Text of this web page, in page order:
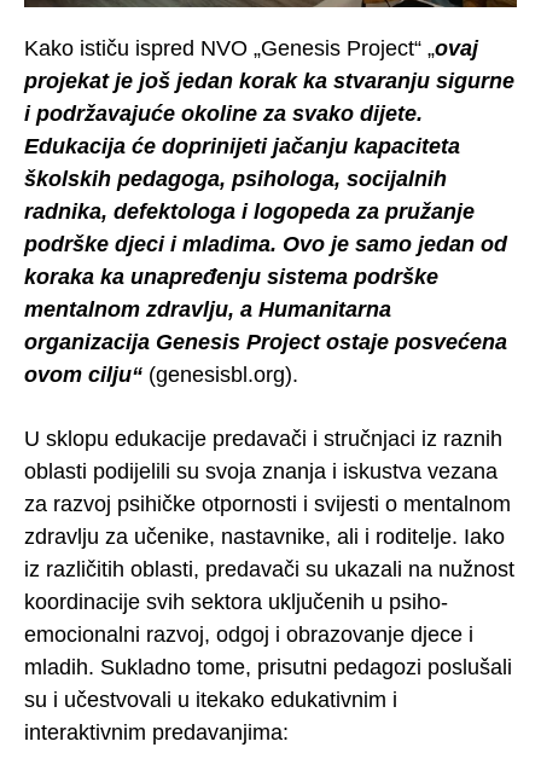
Kako ističu ispred NVO „Genesis Project“ „ovaj
projekat je još jedan korak ka stvaranju sigurne
i podržavajuće okoline za svako dijete.
Edukacija će doprinijeti jačanju kapaciteta
školskih pedagoga, psihologa, socijalnih
radnika, defektologa i logopeda za pružanje
podrške djeci i mladima. Ovo je samo jedan od
koraka ka unapređenju sistema podrške
mentalnom zdravlju, a Humanitarna
organizacija Genesis Project ostaje posvećena
ovom cilju“ (genesisbl.org).
U sklopu edukacije predavači i stručnjaci iz raznih
oblasti podijelili su svoja znanja i iskustva vezana
za razvoj psihičke otpornosti i svijesti o mentalnom
zdravlju za učenike, nastavnike, ali i roditelje. Iako
iz različitih oblasti, predavači su ukazali na nužnost
koordinacije svih sektora uključenih u psiho-
emocionalni razvoj, odgoj i obrazovanje djece i
mladih. Sukladno tome, prisutni pedagozi poslušali
su i učestvovali u itekako edukativnim i
interaktivnim predavanjima: